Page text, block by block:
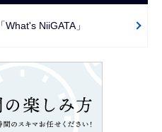
NiiGATA」